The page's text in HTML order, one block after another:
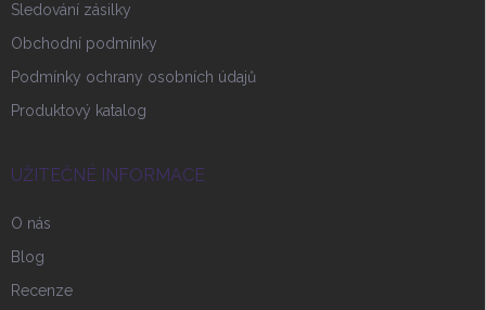
Sledování zásilky
Obchodní podmínky
Podmínky ochrany osobních údajů
Produktový katalog
UŽITEČNÉ INFORMACE
O nás
Blog
Recenze